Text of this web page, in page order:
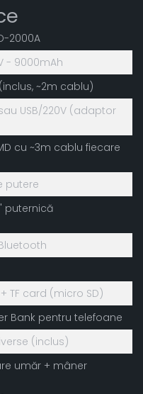
2000A
- 9000mAh
~2m cablu)
USB/220V (adaptor
cu ~3m cablu fiecare
putere
puternică
+ TF card (micro SD)
Bank pentru telefoane
(inclus)
umăr + mâner